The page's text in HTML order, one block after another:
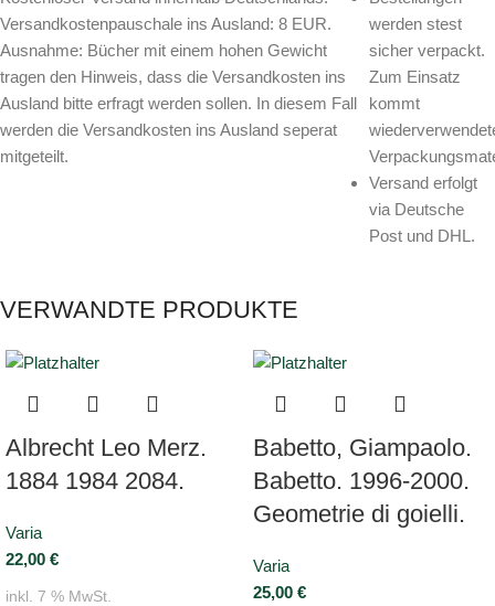
Versandkostenpauschale ins Ausland: 8 EUR.
Ausnahme: Bücher mit einem hohen Gewicht
tragen den Hinweis, dass die Versandkosten ins
Ausland bitte erfragt werden sollen. In diesem Fall
werden die Versandkosten ins Ausland seperat
mitgeteilt.
werden stest
sicher verpackt.
Zum Einsatz
kommt
Versand erfolgt
via Deutsche
Post und DHL.
VERWANDTE PRODUKTE
Albrecht Leo Merz.
1884 1984 2084.
Varia
22,00 €
inkl. 7 % MwSt.
Babetto, Giampaolo.
Babetto. 1996-2000.
Geometrie di goielli.
Varia
25,00 €